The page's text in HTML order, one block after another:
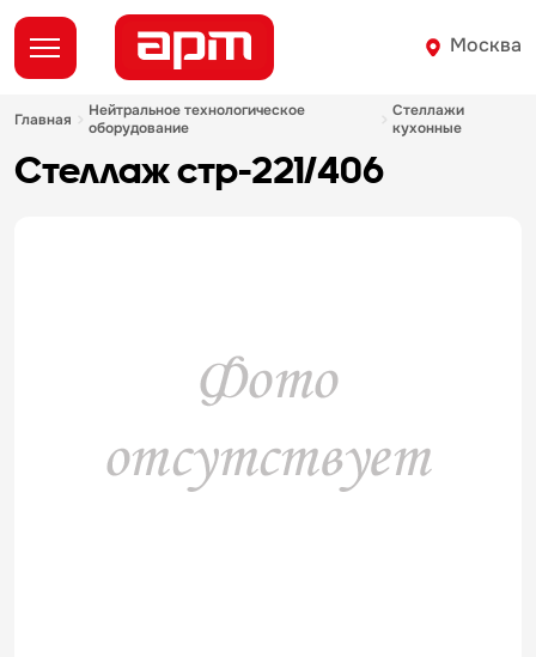
Москва
главная
нейтральное технологическое
оборудование
стеллажи
кухонные
стеллаж стр-221/406